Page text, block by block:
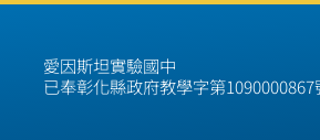
愛因斯坦實驗國中
已奉彰化縣政府教學字第1090000867